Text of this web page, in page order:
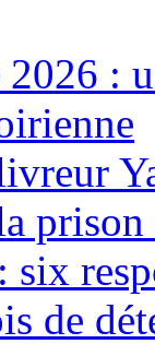
2026 :
de